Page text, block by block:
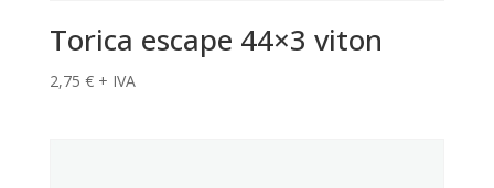
Torica escape 44×3 viton
2,75 € + IVA